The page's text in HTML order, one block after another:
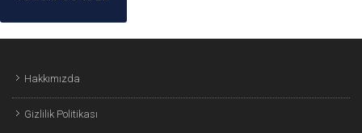
Hakkımızda
Gizlilik Politikası